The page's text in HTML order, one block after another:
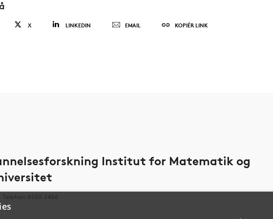
X LINKEDIN EMAIL KOPIÉR LINK
Institut for Matematik og
Telefon: 6550 2466